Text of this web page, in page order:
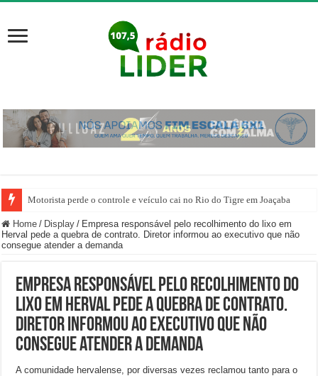
Motorista perde o controle e veículo cai no Rio do Tigre em Joaçaba
Home / Display / Empresa responsável pelo recolhimento do lixo em
Herval pede a quebra de contrato. Diretor informou ao executivo que não
consegue atender a demanda
Empresa responsável pelo recolhimento do
lixo em Herval pede a quebra de contrato.
Diretor informou ao executivo que não
consegue atender a demanda
A comunidade hervalense, por diversas vezes reclamou tanto para o